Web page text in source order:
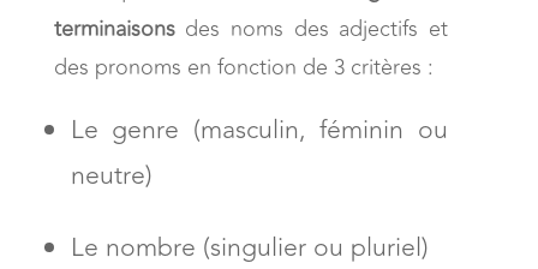
terminaisonsdes noms des adjectifs et
des pronoms en fonction de 3 critères :
Le genre (masculin, féminin ou
neutre)
Le nombre (singulier ou pluriel)